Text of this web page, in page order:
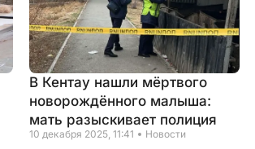
В Кентау нашли мёртвого
новорождённого малыша:
мать разыскивает полиция
10 декабря 2025, 11:41 Новости